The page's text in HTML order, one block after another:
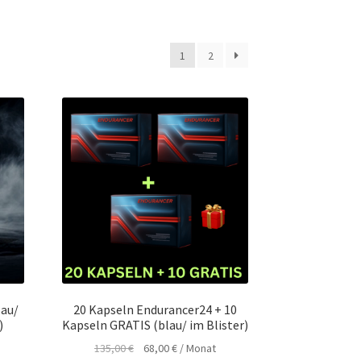
1 2
20 Kapseln Endurancer24 + 10
Kapseln GRATIS (blau/ im Blister)
135,00€
Ursprünglicher
68,00€Aktueller
/ Monat